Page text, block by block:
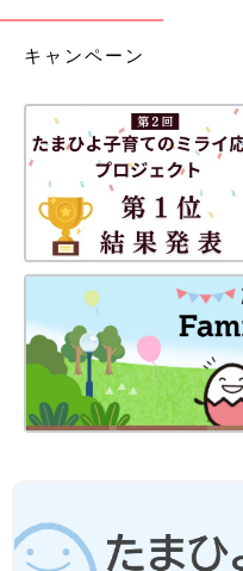
キャンペーン